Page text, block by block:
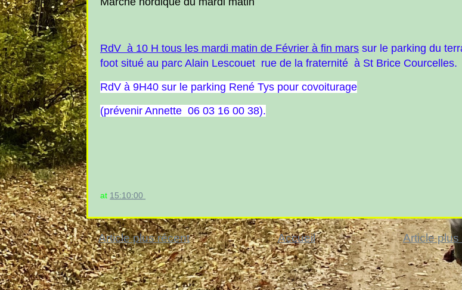
RdV à 10 H tous les mardi matin de Février à fin mars sur le parking du
foot situé au parc Alain Lescouet rue de la fraternité à St Brice Courcelles.
RdV à 9H40 sur le parking René Tys pour covoiturage
(prévenir Annette 06 03 16 00 38).
at 15:10:00
Article plus récent Article
Accueil